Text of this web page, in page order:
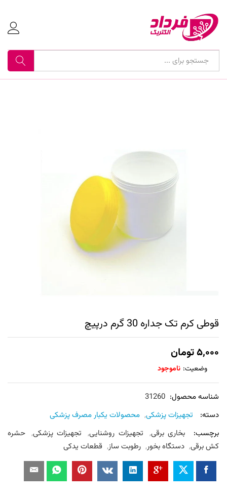
جستجو
قوطی کرم تک جداره 30 گرم درپیچ
۵,۰۰۰تومان
وضعیت: ناموجود
شناسه محصول: 31260
دسته:
تجهیزات پزشکی, محصولات یکبار مصرف پزشکی
برچسب:
بخاری برقی, تجهیزات روشنایی, تجهیزات پزشکی, حشره
کش برقی, دستگاه بخور, رطوبت ساز, قطعات یدکی